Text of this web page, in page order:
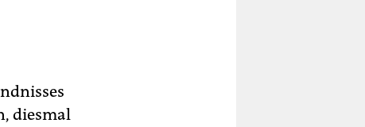
diesmal